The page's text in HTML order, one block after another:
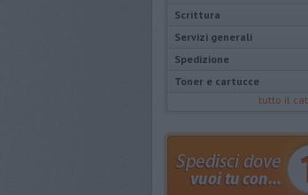
Scrittura
Servizi generali
Spedizione
Toner e cartucce
tutto il